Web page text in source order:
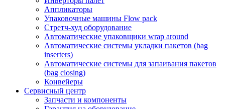
Аппликаторы
Упаковочные машины Flow pack
Стретч-худ оборудование
Автоматические упаковщики wrap around
Автоматические системы укладки пакетов (bag
inserters)
Автоматические системы для запаивания пакетов
(bag closing)
Конвейеры
Сервисный центр
Запчасти и компоненты